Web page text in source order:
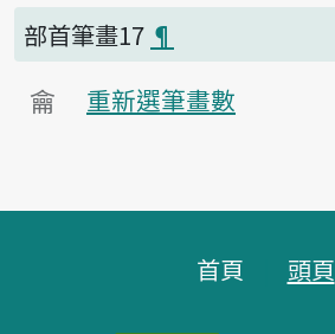
部首筆畫17 ¶
龠 重新選筆畫數
首頁 頭頁